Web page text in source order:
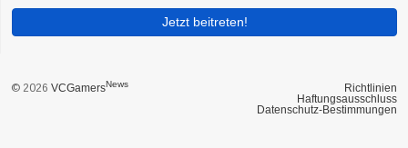
Jetzt beitreten!
© 2026 VCGamersNews
Richtlinien
Haftungsausschluss
Datenschutz-Bestimmungen